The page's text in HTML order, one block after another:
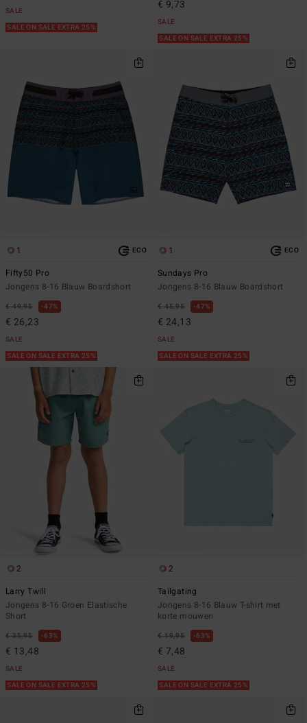
SALE
SALE ON SALE EXTRA 25%
€ 9,73
SALE
SALE ON SALE EXTRA 25%
1 ECO
Fifty50 Pro
Jongens 8-16 Blauw Boardshort
€ 49,95 47%
€ 26,23
SALE
SALE ON SALE EXTRA 25%
1 ECO
Sundays Pro
Jongens 8-16 Blauw Boardshort
€ 45,95 47%
€ 24,13
SALE
SALE ON SALE EXTRA 25%
2
Larry Twill
Jongens 8-16 Groen Elastische
Short
€ 35,95 63%
€ 13,48
SALE
SALE ON SALE EXTRA 25%
2
Tailgating
Jongens 8-16 Blauw T-shirt met
korte mouwen
€ 19,95 63%
€ 7,48
SALE
SALE ON SALE EXTRA 25%